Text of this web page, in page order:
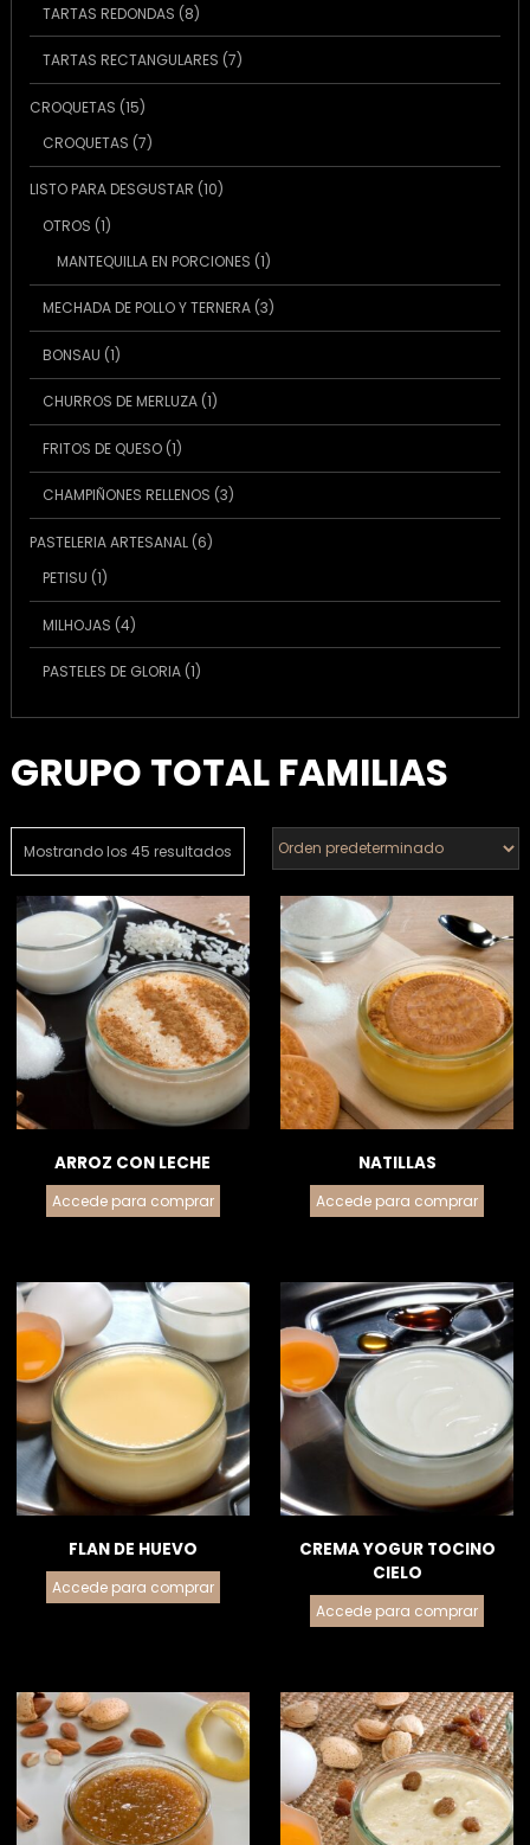
TARTAS REDONDAS 88
productos
TARTAS RECTANGULARES 77
productos
CROQUETAS 1515
CROQUETAS 77
productos
LISTO PARA DESGUSTAR 1010
OTROS 11
MANTEQUILLA EN PORCIONES 11
producto
MECHADA DE POLLO Y TERNERA 33
productos
BONSAU 11
producto
CHURROS DE MERLUZA 11
producto
FRITOS DE QUESO 11
producto
CHAMPIÑONES RELLENOS 33
productos
PASTELERIA ARTESANAL 66
PETISU 11
producto
MILHOJAS 44
productos
PASTELES DE GLORIA 11
GRUPO TOTAL FAMILIAS
Mostrando los 45 resultados
ARROZ CON LECHE
Accede para comprar
NATILLAS
Accede para comprar
FLAN DE HUEVO
Accede para comprar
CREMA YOGUR TOCINO
CIELO
Accede para comprar